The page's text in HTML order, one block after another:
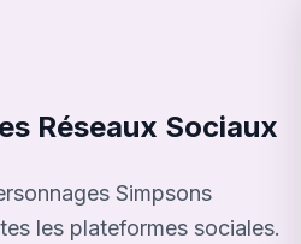
Réseaux Sociaux
Simpsons
les plateformes sociales.